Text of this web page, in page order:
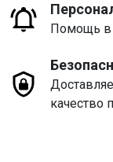
Помощь в
качество